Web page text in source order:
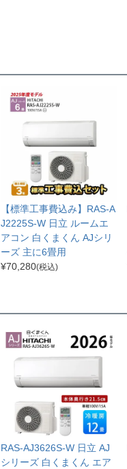
【標準工事費込み】RAS-A
J2225S-W 日立 ルームエ
アコン 白くまくん AJシリ
ーズ 主に6畳用
¥70,280(税込)
RAS-AJ3626S-W 日立 AJ
シリーズ 白くまくん エア